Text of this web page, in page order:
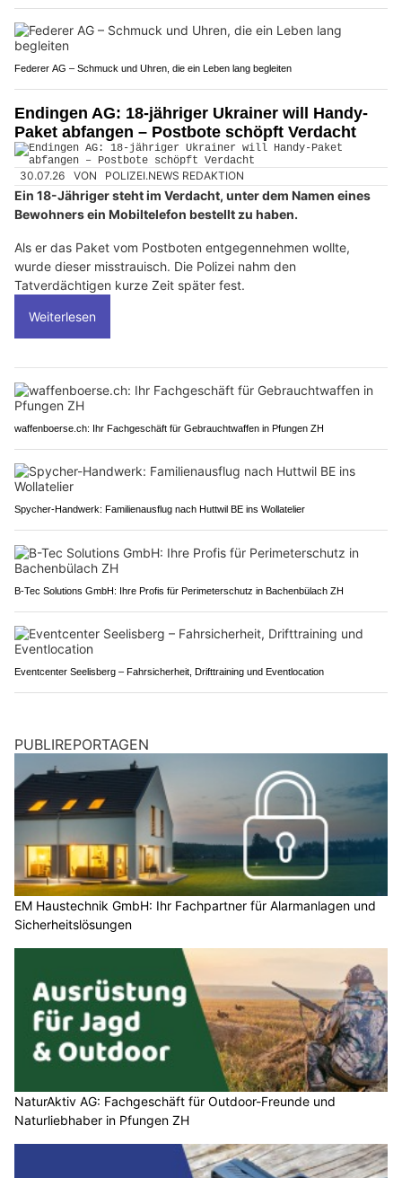
Federer AG – Schmuck und Uhren, die ein Leben lang begleiten
Endingen AG: 18-jähriger Ukrainer will Handy-
Paket abfangen – Postbote schöpft Verdacht
30.07.26 VON POLIZEI.NEWS REDAKTION
Ein 18-Jähriger steht im Verdacht, unter dem Namen eines
Bewohners ein Mobiltelefon bestellt zu haben.
Als er das Paket vom Postboten entgegennehmen wollte,
wurde dieser misstrauisch. Die Polizei nahm den
Tatverdächtigen kurze Zeit später fest.
Weiterlesen
waffenboerse.ch: Ihr Fachgeschäft für Gebrauchtwaffen in Pfungen ZH
Spycher-Handwerk: Familienausflug nach Huttwil BE ins Wollatelier
B-Tec Solutions GmbH: Ihre Profis für Perimeterschutz in Bachenbülach ZH
Eventcenter Seelisberg – Fahrsicherheit, Drifttraining und Eventlocation
PUBLIREPORTAGEN
EM Haustechnik GmbH: Ihr Fachpartner für Alarmanlagen und
Sicherheitslösungen
NaturAktiv AG: Fachgeschäft für Outdoor-Freunde und
Naturliebhaber in Pfungen ZH